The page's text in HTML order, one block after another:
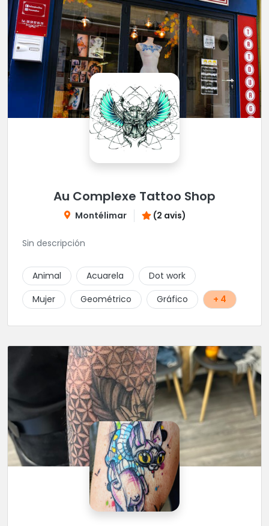
Au Complexe Tattoo Shop
Montélimar (2 avis)
Sin descripción
Animal Acuarela
Dot work
Mujer
Geométrico Gráfico + 4